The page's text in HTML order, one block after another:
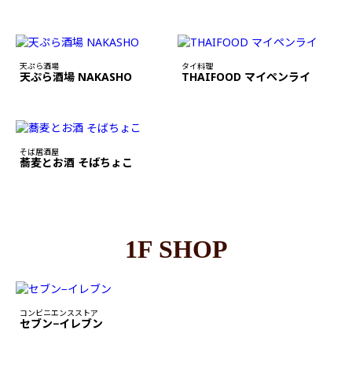
天ぷら酒場
天ぷら酒場 NAKASHO
タイ料理
THAIFOOD マイペンライ
そば居酒屋
蕎麦とお酒 そばちょこ
1F SHOP
コンビニエンスストア
セブン−イレブン